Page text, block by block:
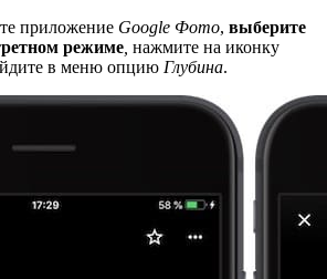
приложение Google Фото, выберите
режиме нажмите на иконку
в меню опцию Глубина.